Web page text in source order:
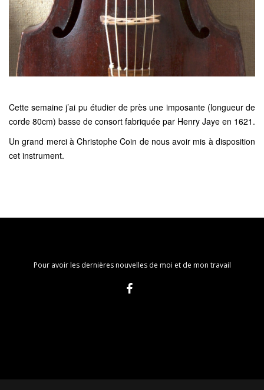
Cette semaine j’ai pu étudier de près une imposante (longueur de
corde 80cm) basse de consort fabriquée par Henry Jaye en 1621.
Un grand merci à Christophe Coin de nous avoir mis à disposition
cet instrument.
Pour avoir les dernières nouvelles de moi et de mon travail